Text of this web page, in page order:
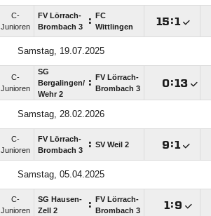
C-
Junioren
FV Lörrach-
Brombach 3
:
FC
Wittlingen
:
Samstag, 19.07.2025
C-
Junioren
SG
Bergalingen/​
Wehr 2
:
FV Lörrach-
Brombach 3
:
Samstag, 28.02.2026
C-
Junioren
FV Lörrach-
Brombach 3
: SV Weil 2 :
Samstag, 05.04.2025
C-
Junioren
SG Hausen-
Zell 2
:
FV Lörrach-
Brombach 3
: